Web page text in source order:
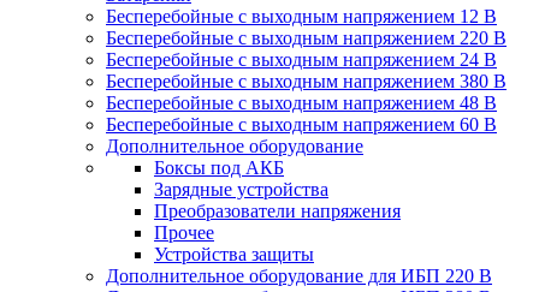
Бесперебойные с выходным напряжением 12 В
Бесперебойные с выходным напряжением 220 В
Бесперебойные с выходным напряжением 24 В
Бесперебойные с выходным напряжением 380 В
Бесперебойные с выходным напряжением 48 В
Бесперебойные с выходным напряжением 60 В
Дополнительное оборудование
Боксы под АКБ
Зарядные устройства
Преобразователи напряжения
Прочее
Устройства защиты
Дополнительное оборудование для ИБП 220 В